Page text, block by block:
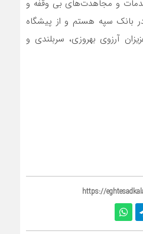
و مجاهدت‌های بی وقفه و
در بانک سپه هستم و از پیشگاه
آرزوی بهروزی، سربلندی و
https://